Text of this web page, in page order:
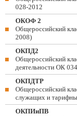
028-2012
ОКОФ 2
Общероссийский
2008)
ОКПД2
Общероссийский
деятельности ОК
ОКПДТР
Общероссийский
служащих и
ОКПИиПВ